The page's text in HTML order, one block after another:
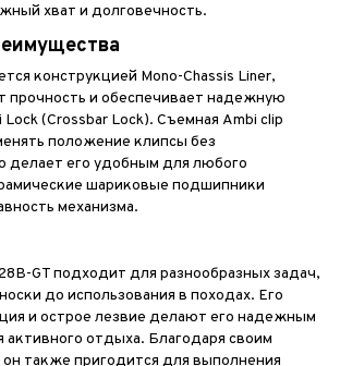
хват и долговечность.
конструкцией Mono-Chassis Liner,
прочность и обеспечивает надежную
Lock (Crossbar Lock). Съемная Ambi clip
положение клипсы без
делает его удобным для любого
шариковые подшипники
механизма.
GT подходит для разнообразных задач,
до использования в походах. Его
и острое лезвие делают его надежным
активного отдыха. Благодаря своим
он также пригодится для выполнения